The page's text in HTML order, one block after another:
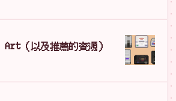
（以及推薦的資源）